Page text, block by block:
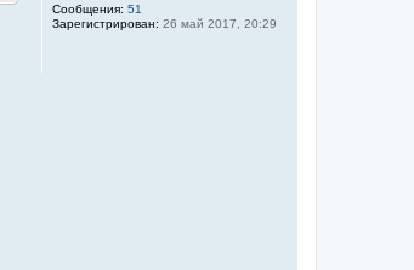
Сообщения: 51
Зарегистрирован: 26 май 2017, 20:29